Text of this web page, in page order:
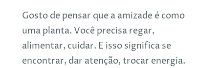
Gosto de pensar que a amizade é como
uma planta. Você precisa regar,
alimentar, cuidar. E isso significa se
encontrar, dar atenção, trocar energia.